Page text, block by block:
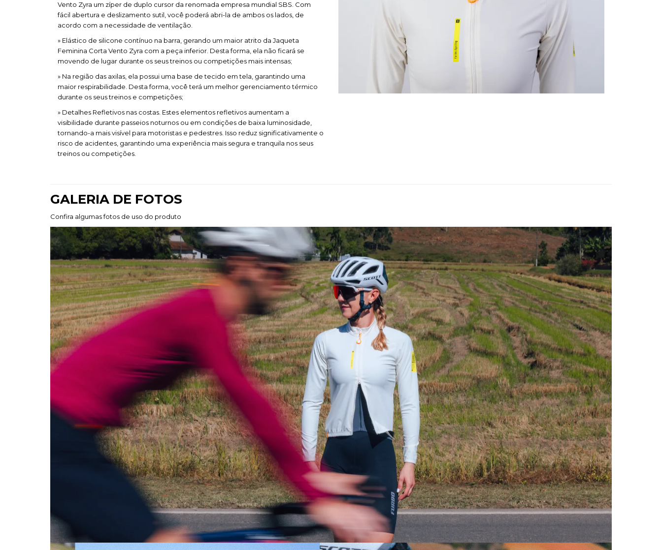
Vento Zyra um zíper de duplo cursor da renomada empresa mundial SBS. Com
fácil abertura e deslizamento sutil, você poderá abri-la de ambos os lados, de
acordo com a necessidade de ventilação.
» Elástico de silicone contínuo na barra, gerando um maior atrito da Jaqueta
Feminina Corta Vento Zyra com a peça inferior. Desta forma, ela não ficará se
movendo de lugar durante os seus treinos ou competições mais intensas;
» Na região das axilas, ela possui uma base de tecido em tela, garantindo uma
maior respirabilidade. Desta forma, você terá um melhor gerenciamento térmico
durante os seus treinos e competições;
» Detalhes Refletivos nas costas. Estes elementos refletivos aumentam a
visibilidade durante passeios noturnos ou em condições de baixa luminosidade,
tornando-a mais visível para motoristas e pedestres. Isso reduz significativamente o
risco de acidentes, garantindo uma experiência mais segura e tranquila nos seus
treinos ou competições.
GALERIA DE FOTOS
Confira algumas fotos de uso do produto